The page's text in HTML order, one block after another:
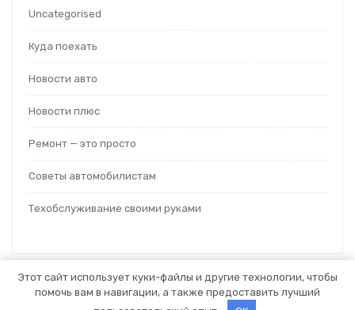
Uncategorised
Куда поехать
Новости авто
Новости плюс
Ремонт — это просто
Советы автомобилистам
Техобслуживание своими руками
Этот сайт использует куки-файлы и другие технологии, чтобы
помочь вам в навигации, а также предоставить лучший